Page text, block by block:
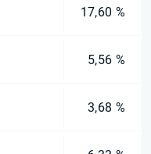
17,60 %
5,56 %
3,68 %